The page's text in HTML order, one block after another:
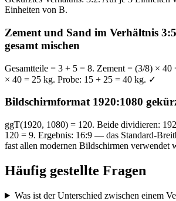
Einheiten von B.
Zement und Sand im Verhältnis
gesamt mischen
Gesamtteile = 3 + 5 = 8. Zement = (3/8) × 40
× 40 = 25 kg. Probe: 15 + 25 = 40 kg. ✓
Bildschirmformat 1920:1080
ggT(1920, 1080) = 120. Beide dividieren:
120 = 9. Ergebnis: 16:9 — das Standard-
fast allen modernen Bildschirmen verwendet
Häufig gestellte Fragen
Was ist der Unterschied zwischen einem